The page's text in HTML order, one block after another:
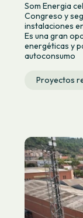
Som Energia
Congreso y
instalaciones
Es una gran
energéticas y
autoconsumo
Proyectos